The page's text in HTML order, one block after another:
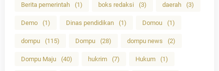
Berita pemerintah (1) boks redaksi (3) daerah (3)
Demo (1) Dinas pendidikan (1) Domou (1)
dompu (115) Dompu (28) dompu news (2)
Dompu Maju (40) hukrim (7) Hukum (1)